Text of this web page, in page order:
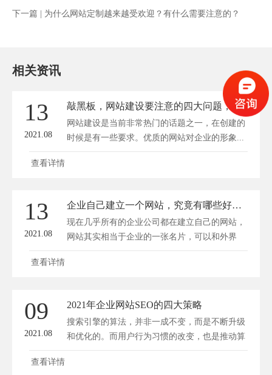
下一篇 | 为什么网站定制越来越受欢迎？有什么需要注意的？
相关资讯
13
2021.08
敲黑板，网站建设要注意的四大问题，不容忽视！
网站建设是当前非常热门的话题之一，在创建的
时候是有一些要求。优质的网站对企业的形象...
查看详情
13
2021.08
企业自己建立一个网站，究竟有哪些好处？
现在几乎所有的企业公司都在建立自己的网站，
网站其实相当于企业的一张名片，可以和外界
建...
查看详情
09
2021.08
2021年企业网站SEO的四大策略
搜索引擎的算法，并非一成不变，而是不断升级
和优化的。而用户行为习惯的改变，也是推动算
法...
查看详情